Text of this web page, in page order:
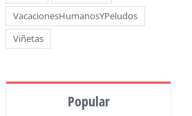
VacacionesHumanosYPeludos
Viñetas
Popular